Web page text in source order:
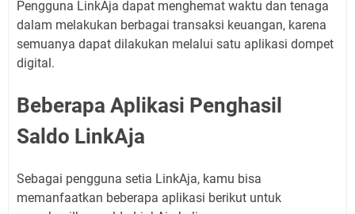
Pengguna LinkAja dapat menghemat waktu dan tenaga
dalam melakukan berbagai transaksi keuangan, karena
semuanya dapat dilakukan melalui satu aplikasi dompet
digital.
Beberapa Aplikasi Penghasil
Saldo LinkAja
Sebagai pengguna setia LinkAja, kamu bisa
memanfaatkan beberapa aplikasi berikut untuk